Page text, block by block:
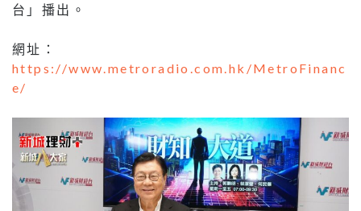
台」播出。
網址：
https://www.metroradio.com.hk/MetroFinanc
e/